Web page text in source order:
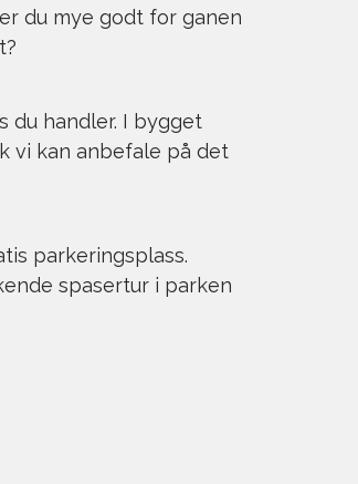
du mye godt for ganen
du handler. I bygget
vi kan anbefale på det
parkeringsplass.
spasertur i parken